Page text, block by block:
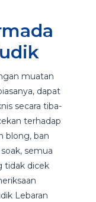
muatan
dapat
secara tiba-
terhadap
blong, ban
semua
tidak dicek
Lebaran